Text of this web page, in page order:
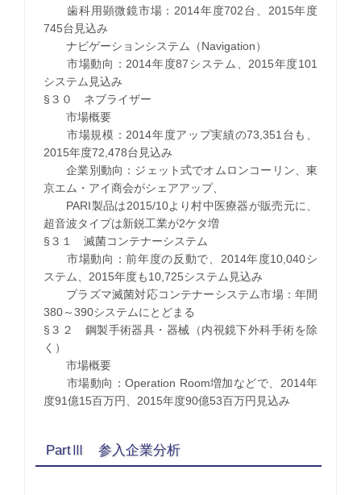
歯科用顕微鏡市場：2014年度702台、2015年度
745台見込み
ナビゲーションシステム（Navigation）
市場動向：2014年度87システム、2015年度101
システム見込み
§３０ ネブライザー
市場概要
市場規模：2014年度アップ実績の73,351台も、
2015年度72,478台見込み
企業別動向：ジェット式でオムロンコーリン、東
京エム・アイ商会がシェアアップ、
PARI製品は2015/10より村中医療器が販売元に、
超音波タイプは新鋭工業が2ケタ増
§３１ 滅菌コンテナーシステム
市場動向：前年度の反動で、2014年度10,040シ
ステム、2015年度も10,725システム見込み
プラズマ滅菌対応コンテナーシステム市場：年間
380～390システムにとどまる
§３２ 鋼製手術器具・器械（内視鏡下外科手術を除
く）
市場概要
市場動向：Operation Room増加などで、2014年
度91億15百万円、2015年度90億53百万円見込み
PartⅢ 参入企業分析